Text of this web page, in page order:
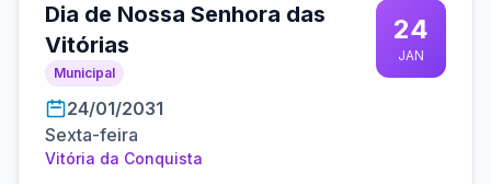
Dia de Nossa Senhora das
Vitórias
Municipal
24/01/2031
Sexta-feira
Vitória da Conquista
24
JAN